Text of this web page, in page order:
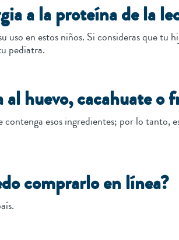
a la proteína de la
en estos niños. Si consideras que tu
pediatra.
huevo, cacahuate o
esos ingredientes; por lo tanto,
comprarlo en línea?